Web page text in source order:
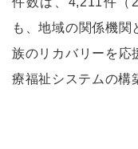
も、地域の関係機関
族のリカバリーを応
療福祉システムの構